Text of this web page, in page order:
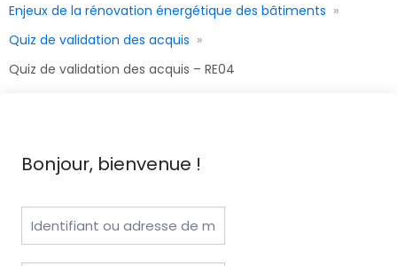
Enjeux de la rénovation énergétique des bâtiments
Quiz de validation des acquis
Quiz de validation des acquis – RE04
Bonjour, bienvenue !